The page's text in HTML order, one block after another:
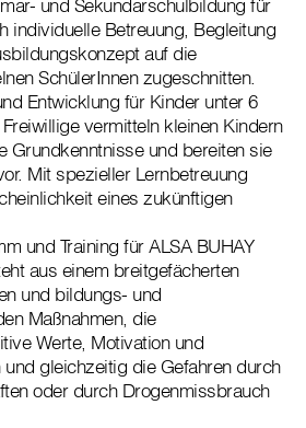
und Sekundarschulbildung für
individuelle Betreuung, Begleitung
auf die
SchülerInnen zugeschnitten.
Entwicklung für Kinder unter 6
vermitteln kleinen Kindern
Grundkenntnisse und bereiten sie
Mit spezieller Lernbetreuung
eines zukünftigen
und Training für ALSA BUHAY
aus einem breitgefächerten
und bildungs- und
Maßnahmen, die
Werte, Motivation und
gleichzeitig die Gefahren durch
oder durch Drogenmissbrauch